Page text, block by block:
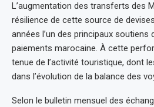
L’augmentation des transferts des
résilience de cette source de
années l’un des principaux soutiens
paiements marocaine. À cette
tenue de l’activité touristique, dont
dans l’évolution de la balance des
Selon le bulletin mensuel des